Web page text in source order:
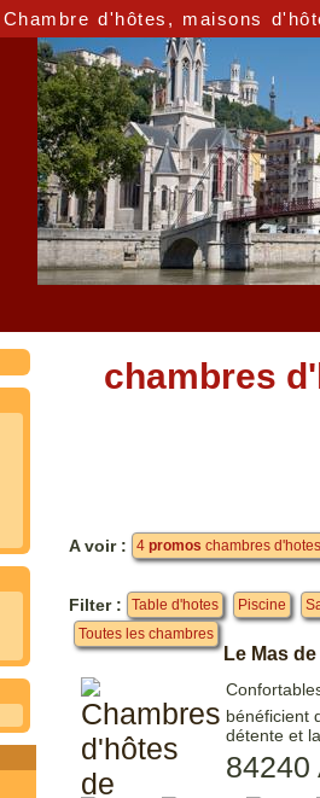
Chambre d'hôtes, maisons
chambres
A voir : 4 promos chambres
Filter : Table d'hotes Piscine
Toutes les chambres
Le Mas
bénéficient
détente et
84240